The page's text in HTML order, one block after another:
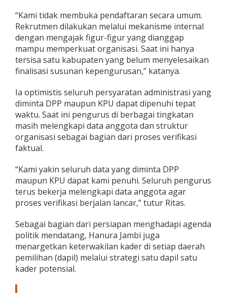
“Kami tidak membuka pendaftaran secara umum.
Rekrutmen dilakukan melalui mekanisme internal
dengan mengajak figur-figur yang dianggap
mampu memperkuat organisasi. Saat ini hanya
tersisa satu kabupaten yang belum menyelesaikan
finalisasi susunan kepengurusan,” katanya.
Ia optimistis seluruh persyaratan administrasi yang
diminta DPP maupun KPU dapat dipenuhi tepat
waktu. Saat ini pengurus di berbagai tingkatan
masih melengkapi data anggota dan struktur
organisasi sebagai bagian dari proses verifikasi
faktual.
“Kami yakin seluruh data yang diminta DPP
maupun KPU dapat kami penuhi. Seluruh pengurus
terus bekerja melengkapi data anggota agar
proses verifikasi berjalan lancar,” tutur Ritas.
Sebagai bagian dari persiapan menghadapi agenda
politik mendatang, Hanura Jambi juga
menargetkan keterwakilan kader di setiap daerah
pemilihan (dapil) melalui strategi satu dapil satu
kader potensial.